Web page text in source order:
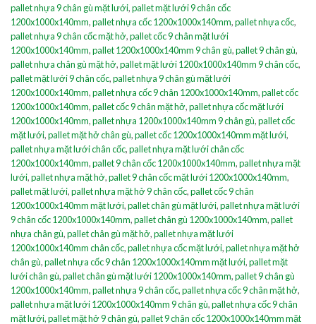
pallet nhựa 9 chân gù mặt lưới,pallet mặt lưới 9 chân cốc
1200x1000x140mm,pallet nhựa cốc 1200x1000x140mm,pallet nhựa cốc,
pallet nhựa 9 chân cốc mặt hở,pallet cốc 9 chân mặt lưới
1200x1000x140mm,pallet 1200x1000x140mm 9 chân gù,pallet 9 chân gù,
pallet nhựa chân gù mặt hở,pallet mặt lưới 1200x1000x140mm 9 chân cốc,
pallet mặt lưới 9 chân cốc,pallet nhựa 9 chân gù mặt lưới
1200x1000x140mm,pallet nhựa cốc 9 chân 1200x1000x140mm,pallet cốc
1200x1000x140mm,pallet cốc 9 chân mặt hở,pallet nhựa cốc mặt lưới
1200x1000x140mm,pallet nhựa 1200x1000x140mm 9 chân gù,pallet cốc
mặt lưới,pallet mặt hở chân gù,pallet cốc 1200x1000x140mm mặt lưới,
pallet nhựa mặt lưới chân cốc,pallet nhựa mặt lưới chân cốc
1200x1000x140mm,pallet 9 chân cốc 1200x1000x140mm,pallet nhựa mặt
lưới,pallet nhựa mặt hở,pallet 9 chân cốc mặt lưới 1200x1000x140mm,
pallet mặt lưới,pallet nhựa mặt hở 9 chân cốc,pallet cốc 9 chân
1200x1000x140mm mặt lưới,pallet chân gù mặt lưới,pallet nhựa mặt lưới
9 chân cốc 1200x1000x140mm,pallet chân gù 1200x1000x140mm,pallet
nhựa chân gù,pallet chân gù mặt hở,pallet nhựa mặt lưới
1200x1000x140mm chân cốc,pallet nhựa cốc mặt lưới,pallet nhựa mặt hở
chân gù,pallet nhựa cốc 9 chân 1200x1000x140mm mặt lưới,pallet mặt
lưới chân gù,pallet chân gù mặt lưới 1200x1000x140mm,pallet 9 chân gù
1200x1000x140mm,pallet nhựa 9 chân cốc,pallet nhựa cốc 9 chân mặt hở,
pallet nhựa mặt lưới 1200x1000x140mm 9 chân gù,pallet nhựa cốc 9 chân
mặt lưới,pallet mặt hở 9 chân gù,pallet 9 chân cốc 1200x1000x140mm mặt